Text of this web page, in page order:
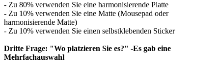
- Zu 80% verwenden Sie eine harmonisierende Platte
- Zu 10% verwenden Sie eine Matte (Mousepad oder
harmonisierende Matte)
- Zu 10% verwenden Sie einen selbstklebenden Sticker
Dritte Frage: "Wo platzieren Sie es?" -Es gab eine
Mehrfachauswahl